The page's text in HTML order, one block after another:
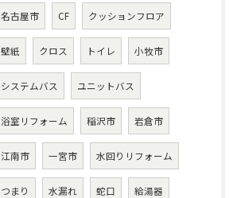
名古屋市 CF クッションフロア
壁紙 クロス トイレ 小牧市
システムバス ユニットバス
浴室リフォーム 稲沢市 岩倉市
江南市 一宮市 水回りリフォーム
つまり 水漏れ 蛇口 給湯器